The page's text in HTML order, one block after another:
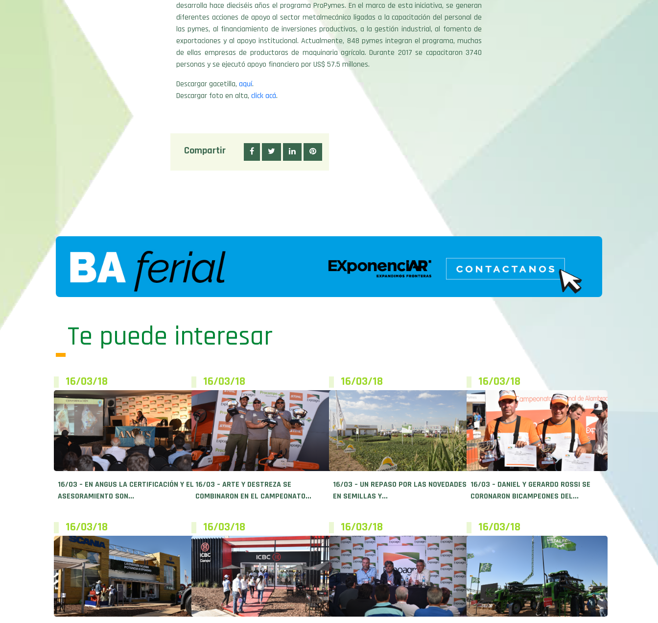
desarrolla hace dieciséis años el programa ProPymes. En el marco de esta iniciativa, se generan
diferentes acciones de apoyo al sector metalmecánico ligadas a la capacitación del personal de
las pymes, al financiamiento de inversiones productivas, a la gestión industrial, al fomento de
exportaciones y al apoyo institucional. Actualmente, 848 pymes integran el programa, muchas
de ellas empresas de productoras de maquinaria agrícola. Durante 2017 se capacitaron 3740
personas y se ejecutó apoyo financiero por US$ 57.5 millones.
Descargar gacetilla, aquí.
Descargar foto en alta, click acá.
Compartir
Te puede interesar
16/03/18
16/03 – EN ANGUS LA CERTIFICACIÓN Y EL
ASESORAMIENTO SON...
16/03/18
16/03 – ARTE Y DESTREZA SE
COMBINARON EN EL CAMPEONATO...
16/03/18
16/03 – UN REPASO POR LAS NOVEDADES
EN SEMILLAS Y...
16/03/18
16/03 – DANIEL Y GERARDO ROSSI SE
CORONARON BICAMPEONES DEL...
16/03/18 16/03/18 16/03/18 16/03/18